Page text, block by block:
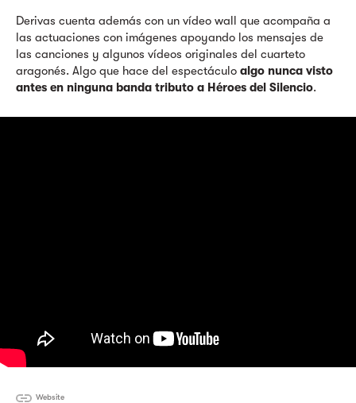
Derivas cuenta además con un vídeo wall que acompaña a
las actuaciones con imágenes apoyando los mensajes de
las canciones y algunos vídeos originales del cuarteto
aragonés. Algo que hace del espectáculo algo nunca visto
antes en ninguna banda tributo a Héroes del Silencio.
Website